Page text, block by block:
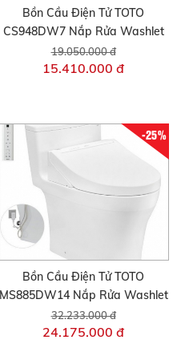
Bồn Cầu Điện Tử TOTO
CS948DW7 Nắp Rửa Washlet
19.050.000 đ
15.410.000 đ
-25%
Bồn Cầu Điện Tử TOTO
MS885DW14 Nắp Rửa Washlet
32.233.000 đ
24.175.000 đ